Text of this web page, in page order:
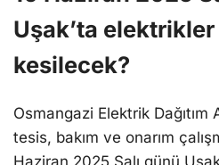
Uşak’ta
kesilecek?
Osmangazi Elektrik Dağıtım
tesis, bakım ve onarım